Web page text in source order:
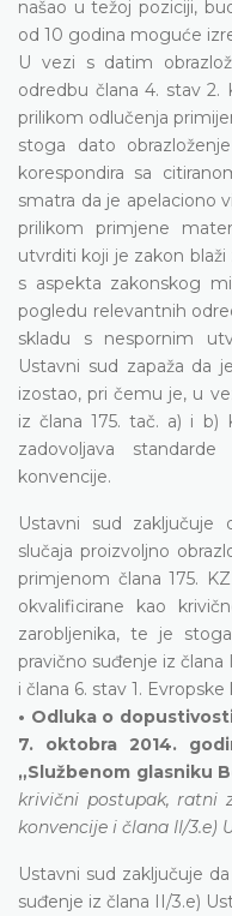
našao u težoj poziciji,
od 10 godina moguće
U vezi s datim
odredbu člana 4. stav 2.
prilikom odlučenja
stoga dato
korespondira sa
smatra da je apelaciono
prilikom primjene
utvrditi koji je zakon
s aspekta zakonskog
pogledu relevantnih
skladu s nespornim
Ustavni sud zapaža da
izostao, pri čemu je, u
iz člana 175. tač. a) i b)
zadovoljava
konvencije.
Ustavni sud
slučaja proizvoljno
primjenom člana 175.
okvalificirane kao
zarobljenika, te je
pravično suđenje iz
i člana 6. stav 1.
• Odluka o
7. oktobra 2014.
„Službenom glasniku
krivični postupak, ratni
konvencije i člana II/3.e)
Ustavni sud zaključuje
suđenje iz člana II/3.e)